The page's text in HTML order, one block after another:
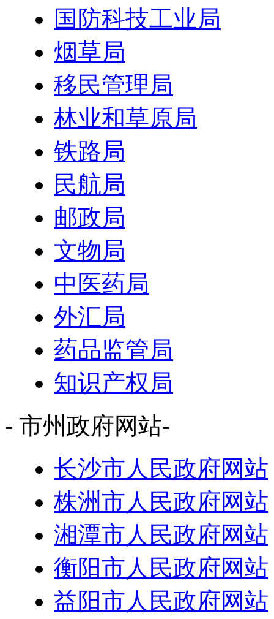
国防科技工业局
烟草局
移民管理局
林业和草原局
铁路局
民航局
邮政局
文物局
中医药局
外汇局
药品监管局
知识产权局
- 市州政府网站-
长沙市人民政府网站
株洲市人民政府网站
湘潭市人民政府网站
衡阳市人民政府网站
益阳市人民政府网站